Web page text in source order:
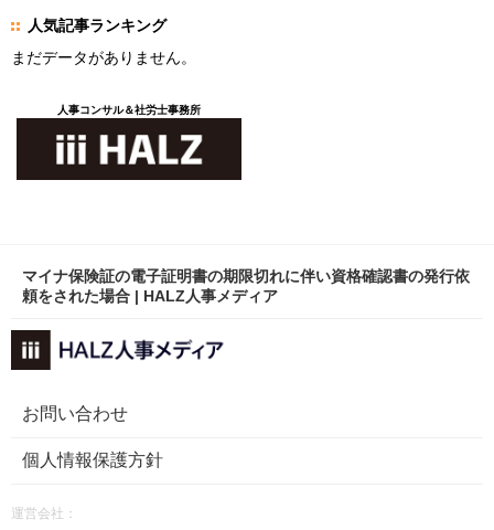
人気記事ランキング
まだデータがありません。
人事コンサル＆社労士事務所
マイナ保険証の電子証明書の期限切れに伴い資格確認書の発行依
頼をされた場合 | HALZ人事メディア
お問い合わせ
個人情報保護方針
運営会社：